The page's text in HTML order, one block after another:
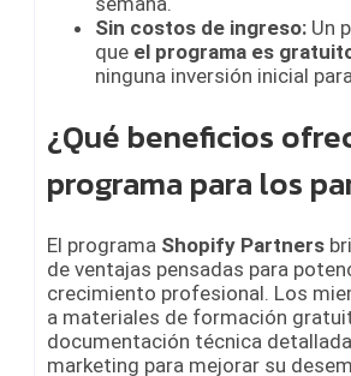
Sin costos de ingreso: Un
que el programa es
ninguna inversión inicial
¿Qué beneficios
programa para los
El programa Shopify Partners
de ventajas pensadas para
crecimiento profesional. Los
a materiales de formación
documentación técnica
marketing para mejorar su